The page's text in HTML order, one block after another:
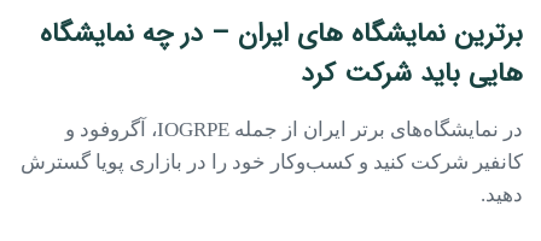
برترین نمایشگاه‌ های ایران – در چه نمایشگاه
هایی باید شرکت کرد
در نمایشگاه‌های برتر ایران از جمله IOGRPE، آگروفود و
کانفیر شرکت کنید و کسب‌وکار خود را در بازاری پویا گسترش
دهید.